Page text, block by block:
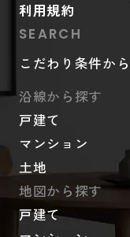
利用規約
SEARCH
こだわり条件か
沿線から探す
戸建て
マンション
土地
地図から探す
戸建て